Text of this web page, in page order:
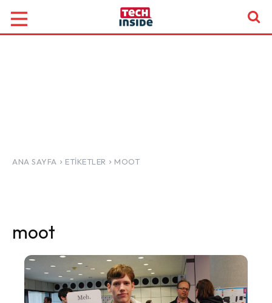
ANA SAYFA ETIKETLER MOOT
moot